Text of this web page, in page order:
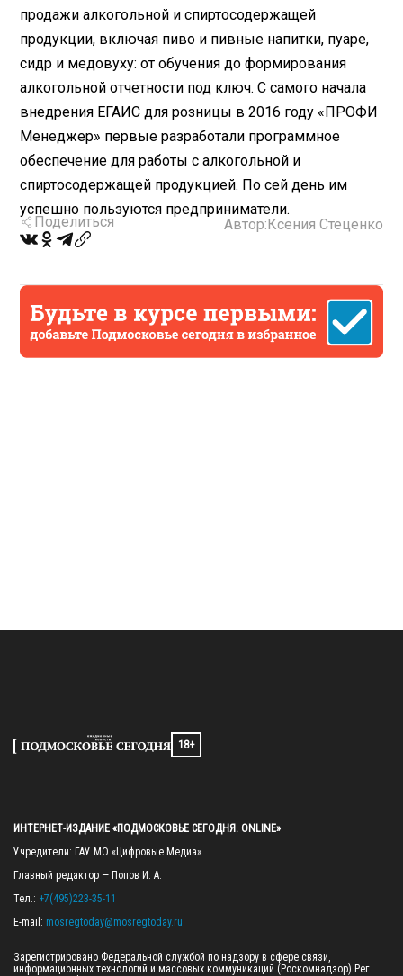
продажи алкогольной и спиртосодержащей
продукции, включая пиво и пивные напитки, пуаре,
сидр и медовуху: от обучения до формирования
алкогольной отчетности под ключ. С самого начала
внедрения ЕГАИС для розницы в 2016 году «ПРОФИ
Менеджер» первые разработали программное
обеспечение для работы с алкогольной и
спиртосодержащей продукцией. По сей день им
успешно пользуются предприниматели.
Поделиться Автор:Ксения Стеценко
18+
ИНТЕРНЕТ-ИЗДАНИЕ «ПОДМОСКОВЬЕ СЕГОДНЯ. ONLINE»
Учредители: ГАУ МО «Цифровые Медиа»
Главный редактор — Попов И. А.
Тел.: +7(495)223-35-11
E-mail: mosregtoday@mosregtoday.ru
Зарегистрировано Федеральной службой по надзору в сфере связи,
информационных технологий и массовых коммуникаций (Роскомнадзор) Рег.